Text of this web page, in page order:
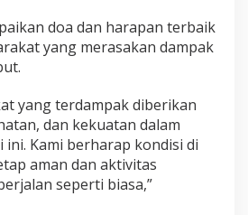
a
h
doa dan harapan terbaik
yang merasakan dampak
yang terdampak diberikan
dan kekuatan dalam
ini. Kami berharap kondisi di
aman dan aktivitas
seperti biasa,”